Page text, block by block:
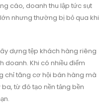
cáo, doanh thu lập tức sụt
nhưng thường bị bỏ qua khi
dựng tệp khách hàng riêng
doanh. Khi có nhiều điểm
chỉ tăng cơ hội bán hàng mà
từ đó tạo nền tảng bền